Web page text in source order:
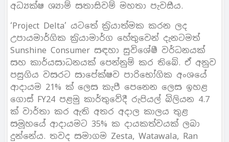
අධ්‍යක්ෂ ශ්‍යාම් සතාසිවම් මහතා පැවසීය.
‘Project Delta’ යටතේ ක‍්‍රියාත්මක කරන ලද
උපායමාර්ගික ක‍්‍රියාමාර්ග හේතුවෙන් දැනටමත්
Sunshine Consumer සඳහා සුවිශේෂී වර්ධනයක්
සහ කාර්යසාධනයක් පෙන්නුම් කර තිබේ. ඒ අනුව
පසුගිය වසරට සාපේක්ෂව පාරිභෝගික අංශයේ
ආදායම 21% ක් ලෙස කැපී පෙනෙන ලෙස ඉහළ
ගොස් FY24 පළමු කාර්තුවේදී රුපියල් බිලියන 4.7
ක් වාර්තා කර ඇති අතර අදාල කාලය තුළ
සමූහයේ ආදායමට 35% ක දායකත්වයක් ලබා
දුන්නේය. තවද සමාගම Zesta, Watawala, Ran